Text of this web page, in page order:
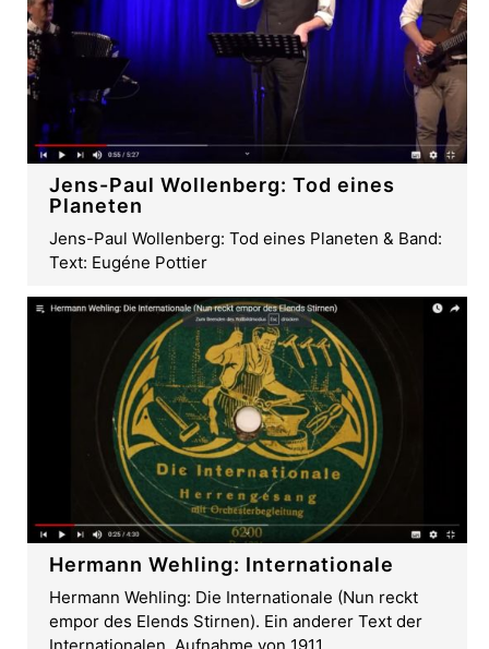
Jens-Paul Wollenberg: Tod eines
Planeten
Jens-Paul Wollenberg: Tod eines Planeten & Band:
Text: Eugéne Pottier
Hermann Wehling: Internationale
Hermann Wehling: Die Internationale (Nun reckt
empor des Elends Stirnen). Ein anderer Text der